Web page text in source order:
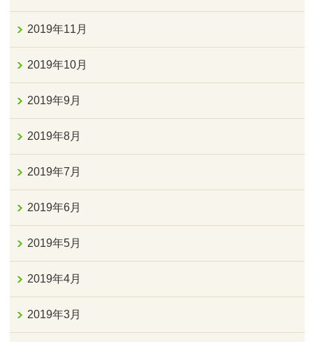
2019年11月
2019年10月
2019年9月
2019年8月
2019年7月
2019年6月
2019年5月
2019年4月
2019年3月